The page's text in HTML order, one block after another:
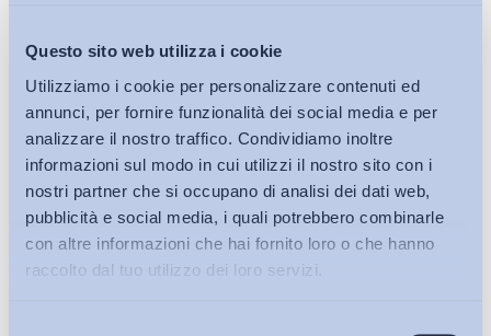
Questo sito web utilizza i cookie
Utilizziamo i cookie per personalizzare contenuti ed
annunci, per fornire funzionalità dei social media e per
analizzare il nostro traffico. Condividiamo inoltre
informazioni sul modo in cui utilizzi il nostro sito con i
nostri partner che si occupano di analisi dei dati web,
pubblicità e social media, i quali potrebbero combinarle
con altre informazioni che hai fornito loro o che hanno
raccolto dal tuo utilizzo dei loro servizi.
Iscriviti alla Newsletter